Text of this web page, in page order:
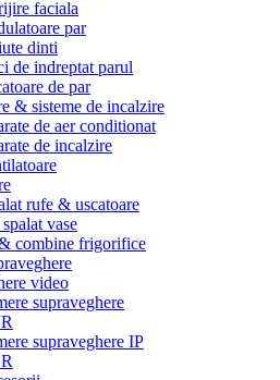
faciala
par
dinti
de indreptat parul
de par
& sisteme de incalzire
de aer conditionat
de incalzire
rufe & uscatoare
vase
combine frigorifice
video
supraveghere
supraveghere IP